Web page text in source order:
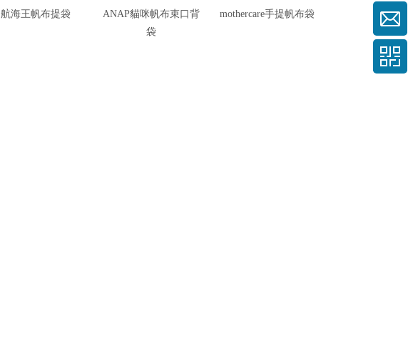
航海王帆布提袋
ANAP貓咪帆布束口背
袋
mothercare手提帆布袋
Victoria's Secret
布提袋